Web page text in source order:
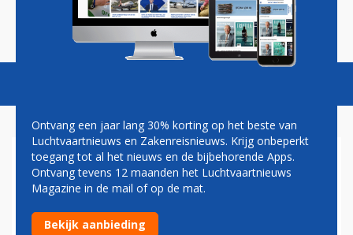
Magazine Podcasts Vacatures
SAS VOERT LAATSTE VLUCHT
UIT MET BOEING 737
Ontvang een jaar lang 30% korting op het beste van
Luchtvaartnieuws en Zakenreisnieuws. Krijg onbeperkt
toegang tot al het nieuws en de bijbehorende Apps.
Ontvang tevens 12 maanden het Luchtvaartnieuws
Magazine in de mail of op de mat.
Bekijk aanbieding